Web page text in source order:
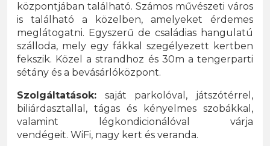
központjában található. Számos művészeti város
is található a közelben, amelyeket érdemes
meglátogatni. Egyszerű de családias hangulatú
szálloda, mely egy fákkal szegélyezett kertben
fekszik. Közel a strandhoz és 30m a tengerparti
sétány és a bevásárlóközpont.
Szolgáltatások:
saját parkolóval, játszótérrel,
biliárdasztallal, tágas és kényelmes szobákkal,
valamint légkondicionálóval várja
vendégeit. WiFi, nagy kert és veranda.